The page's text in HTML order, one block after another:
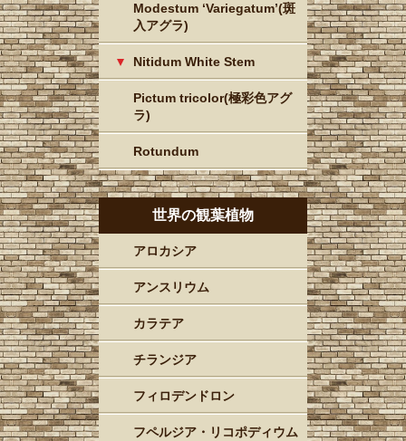
Modestum ‘Variegatum’(斑
入アグラ)
Nitidum White Stem
Pictum tricolor(極彩色アグ
ラ)
Rotundum
世界の観葉植物
アロカシア
アンスリウム
カラテア
チランジア
フィロデンドロン
フペルジア・リコポディウム